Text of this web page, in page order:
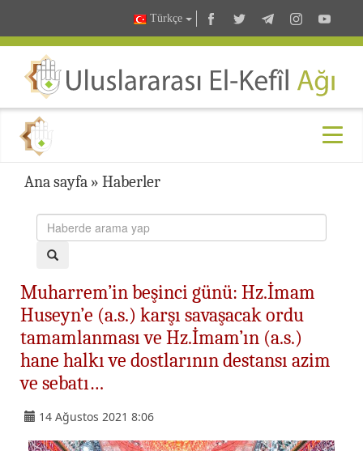
Türkçe
Ana sayfa » Haberler
Muharrem’in beşinci günü: Hz.İmam
Huseyn’e (a.s.) karşı savaşacak ordu
tamamlanması ve Hz.İmam’ın (a.s.)
hane halkı ve dostlarının destansı azim
ve sebatı…
14 Ağustos 2021 8:06